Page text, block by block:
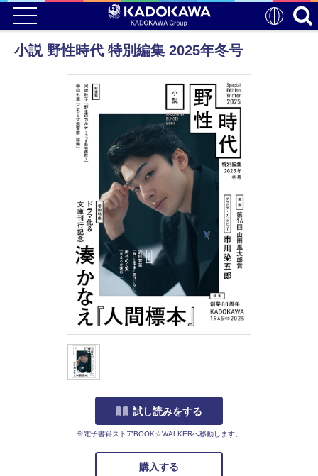
小説 野性時代 特別編集 2025年冬号
試し読みをする
※電子書籍ストアBOOK☆WALKERへ移動します。
購入する